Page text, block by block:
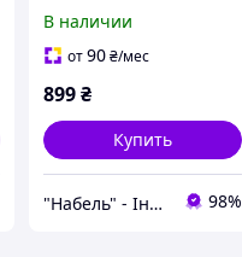
В наличии
от90 ₴/мес
899 ₴
Купить
"Набель" - Інтернет магазин 98%